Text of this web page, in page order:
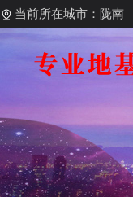
当前所在城市：陇南